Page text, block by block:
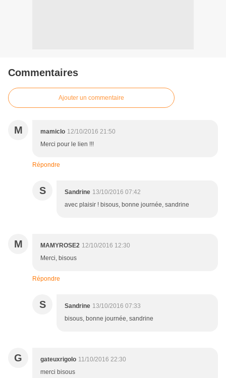
Commentaires
Ajouter un commentaire
M mamiclo 12/10/2016 21:50
Merci pour le lien !!!
Répondre
S Sandrine 13/10/2016 07:42
avec plaisir ! bisous, bonne journée, sandrine
M MAMYROSE2 12/10/2016 12:30
Merci, bisous
Répondre
S Sandrine 13/10/2016 07:33
bisous, bonne journée, sandrine
G gateuxrigolo 11/10/2016 22:30
merci bisous